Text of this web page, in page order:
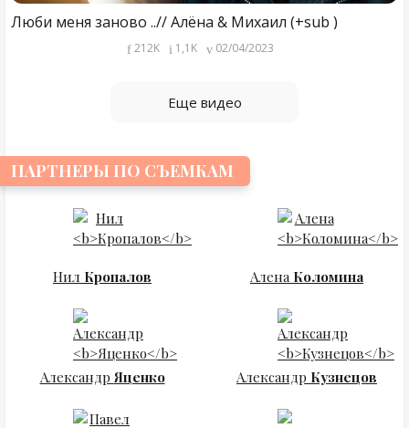
Люби меня заново ..// Алёна & Михаил (+sub )
212K 1,1K 02/04/2023
Еще видео
ПАРТНЕРЫ ПО СЪЕМКАМ
Нил Кропалов Алена Коломина
АлександрЯценко Александр Кузнецов